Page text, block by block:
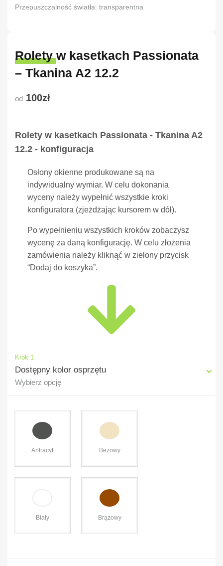
Przepuszczalność światła: transparentna
Rolety w kasetkach Passionata
– Tkanina A2 12.2
od 100zł
Rolety w kasetkach Passionata - Tkanina A2
12.2 - konfiguracja
Osłony okienne produkowane są na
indywidualny wymiar. W celu dokonania
wyceny należy wypełnić wszystkie kroki
konfiguratora (zjeżdżając kursorem w dół).
Po wypełnieniu wszystkich kroków zobaczysz
wycenę za daną konfigurację. W celu złożenia
zamówienia należy kliknąć w zielony przycisk
“Dodaj do koszyka”.
Krok 1
Dostępny kolor osprzętu
Wybierz opcję
Antracyt Beżowy
Biały Brązowy